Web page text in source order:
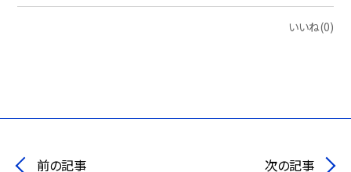
いいね(0)
前の記事 次の記事